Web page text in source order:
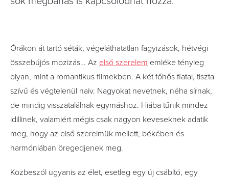
Órákon át tartó séták, végeláthatatlan fagyizások, hétvégi
összebújós mozizás… Az első szerelem emléke tényleg
olyan, mint a romantikus filmekben. A két főhős fiatal, tiszta
szívű és végtelenül naiv. Nagyokat nevetnek, néha sírnak,
de mindig visszatalálnak egymáshoz. Hiába tűnik mindez
idillinek, valamiért mégis csak nagyon keveseknek adatik
meg, hogy az első szerelmük mellett, békében és
harmóniában öregedjenek meg.
Közbeszól ugyanis az élet, esetleg egy új csábító, egy